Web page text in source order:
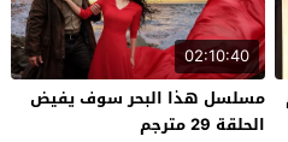
02:10:40
مسلسل هذا البحر سوف يفيض
الحلقة 29 مترجم